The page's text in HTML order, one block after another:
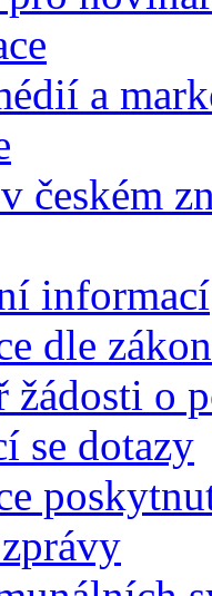
a
českém
informací
dle
žádosti o
se dotazy